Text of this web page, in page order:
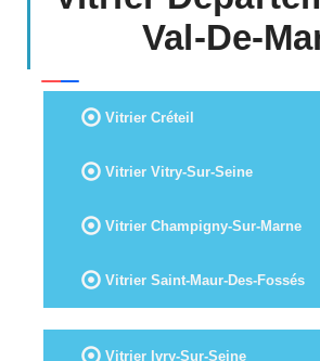
Val-De-
Vitrier Créteil
Vitrier Vitry-Sur-Seine
Vitrier Champigny-Sur-Marne
Vitrier Saint-Maur-Des-Fossés
Vitrier Ivry-Sur-Seine